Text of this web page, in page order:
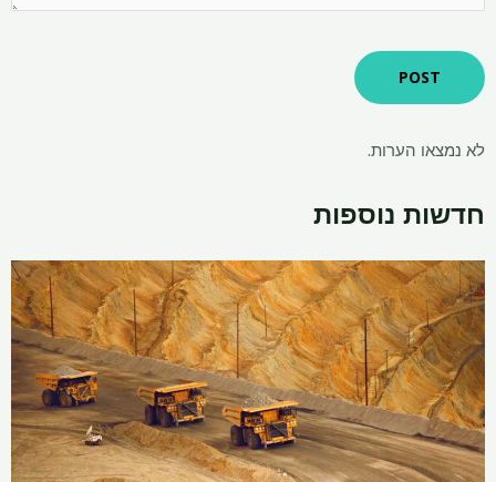
לא נמצאו הערות.
חדשות נוספות